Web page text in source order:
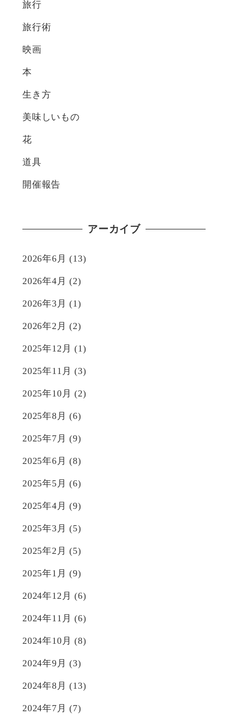
旅行
旅行術
映画
本
生き方
美味しいもの
花
道具
開催報告
アーカイブ
2026年6月 (13)
2026年4月 (2)
2026年3月 (1)
2026年2月 (2)
2025年12月 (1)
2025年11月 (3)
2025年10月 (2)
2025年8月 (6)
2025年7月 (9)
2025年6月 (8)
2025年5月 (6)
2025年4月 (9)
2025年3月 (5)
2025年2月 (5)
2025年1月 (9)
2024年12月 (6)
2024年11月 (6)
2024年10月 (8)
2024年9月 (3)
2024年8月 (13)
2024年7月 (7)